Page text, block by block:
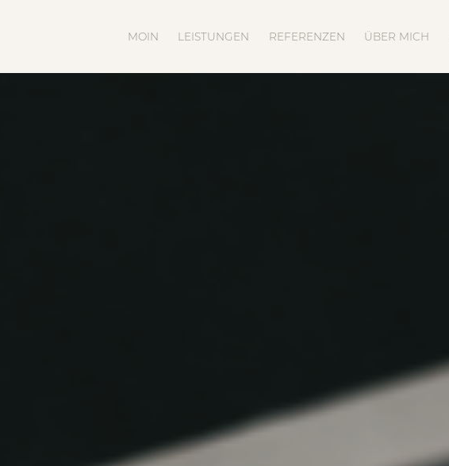
MOIN LEISTUNGEN REFERENZEN ÜBER MICH